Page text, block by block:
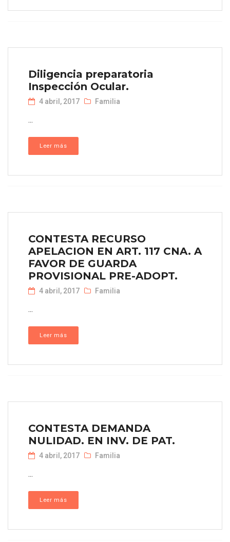
Diligencia preparatoria
Inspección Ocular.
4 abril, 2017 Familia
...
Leer más
CONTESTA RECURSO
APELACION EN ART. 117 CNA. A
FAVOR DE GUARDA
PROVISIONAL PRE-ADOPT.
4 abril, 2017 Familia
...
Leer más
CONTESTA DEMANDA
NULIDAD. EN INV. DE PAT.
4 abril, 2017 Familia
...
Leer más